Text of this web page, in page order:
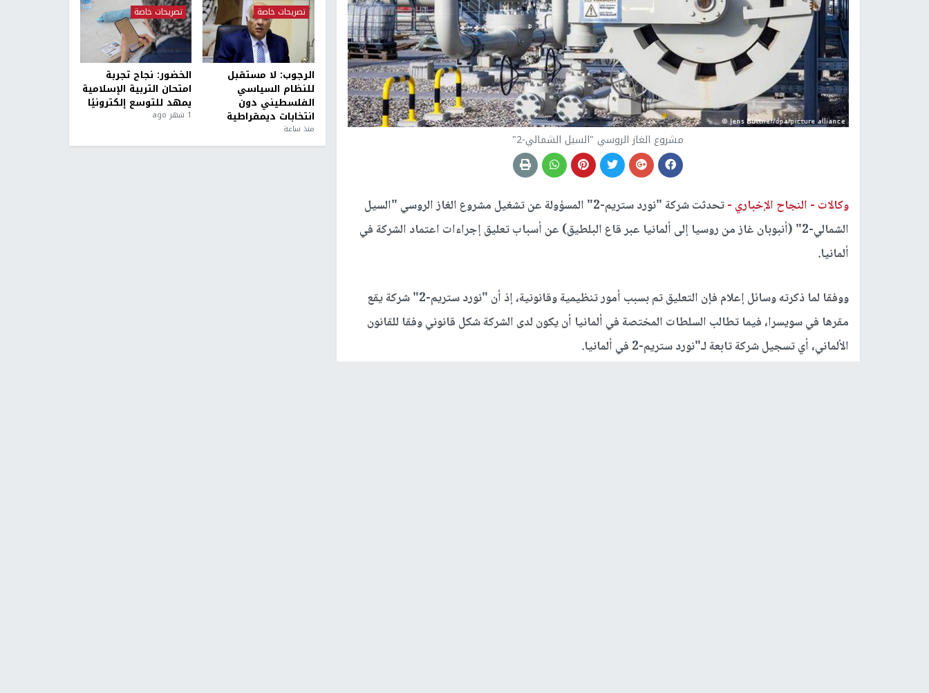
مشروع الغاز الروسي "السيل الشمالي-2"
وكالات - النجاح الإخباري -
تحدثت شركة "نورد ستريم-2" المسؤولة عن تشغيل مشروع الغاز الروسي "السيل
الشمالي-2" (أنبوبان غاز من روسيا إلى ألمانيا عبر قاع البلطيق) عن أسباب تعليق إجراءات اعتماد الشركة في
ألمانيا.
ووفقا لما ذكرته وسائل إعلام فإن التعليق تم بسبب أمور تنظيمية وقانونية، إذ أن "نورد ستريم-2" شركة يقع
مقرها في سويسرا، فيما تطالب السلطات المختصة في ألمانيا أن يكون لدى الشركة شكل قانوني وفقا للقانون
الألماني، أي تسجيل شركة تابعة لـ"نورد ستريم-2 في ألمانيا.
تصريحات خاصة
الرجوب: لا مستقبل
للنظام السياسي
الفلسطيني دون
انتخابات ديمقراطية
منذ ساعة
تصريحات خاصة
الخضور: نجاح تجربة
امتحان التربية الإسلامية
يمهد للتوسع إلكترونيًا
1 شهر ago